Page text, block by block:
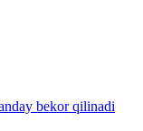
bekor qilinadi